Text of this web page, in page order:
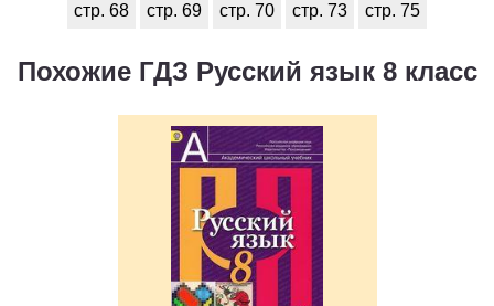
стр. 68
стр. 69 стр. 70 стр. 73 стр. 75
Похожие ГДЗ Русский язык 8 класс